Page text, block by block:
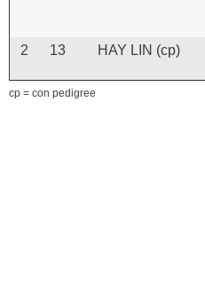
2 13 HAY LIN (cp)
cp = con pedigree